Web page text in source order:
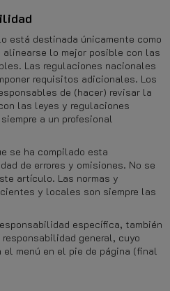
está destinada únicamente como
alinearse lo mejor posible con las
Las regulaciones nacionales
requisitos adicionales. Los
de (hacer) revisar la
las leyes y regulaciones
a un profesional
se ha compilado esta
de errores y omisiones. No se
artículo. Las normas y
y locales son siempre las
específica, también
general, cuyo
menú en el pie de página (final